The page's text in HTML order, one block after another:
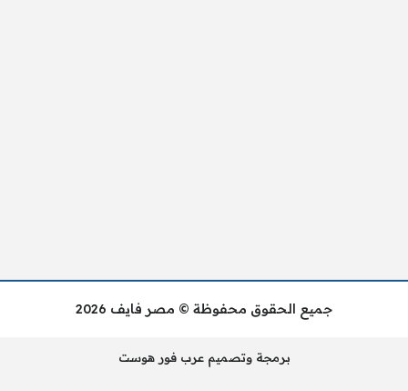
جميع الحقوق محفوظة © مصر فايف 2026
برمجة وتصميم عرب فور هوست